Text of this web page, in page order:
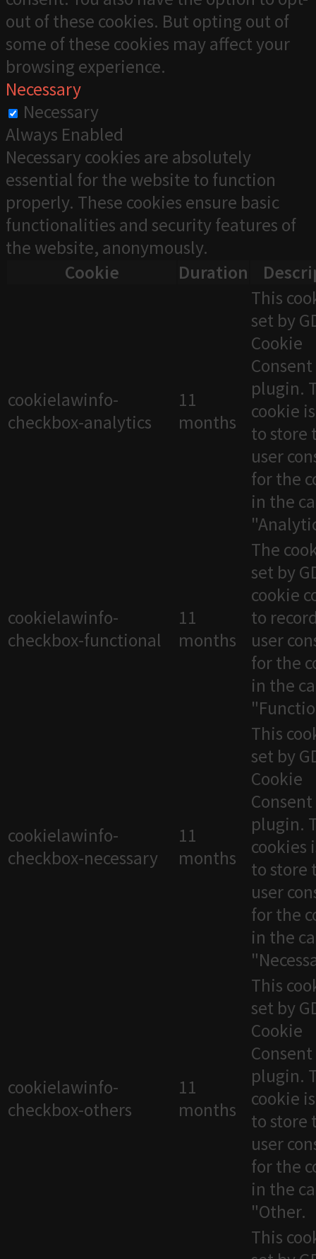
out of these cookies. But opting out of
some of these cookies may affect your
browsing experience.
Necessary
Necessary
Always Enabled
Necessary cookies are absolutely
essential for the website to function
properly. These cookies ensure basic
functionalities and security features of
the website, anonymously.
Cookie
Duration
cookielawinfo-
checkbox-analytics
11
months
This
set by
Cookie
Consent
plugin.
cookie
to store
user
for the
in the
cookielawinfo-
checkbox-functional
11
months
The
set by
cookie
to
user
for the
in the
cookielawinfo-
checkbox-necessary
11
months
This
set by
Cookie
Consent
plugin.
cookies
to store
user
for the
in the
cookielawinfo-
checkbox-others
11
months
This
set by
Cookie
Consent
plugin.
cookie
to store
user
for the
in the
"Other.
This